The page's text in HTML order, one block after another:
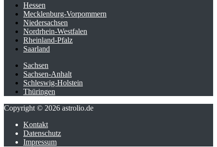
Hessen
Mecklenburg-Vorpommern
Niedersachsen
Nordrhein-Westfalen
Rheinland-Pfalz
Saarland
Sachsen
Sachsen-Anhalt
Schleswig-Holstein
Thüringen
Copyright © 2026 astrolio.de
Kontakt
Datenschutz
Impressum